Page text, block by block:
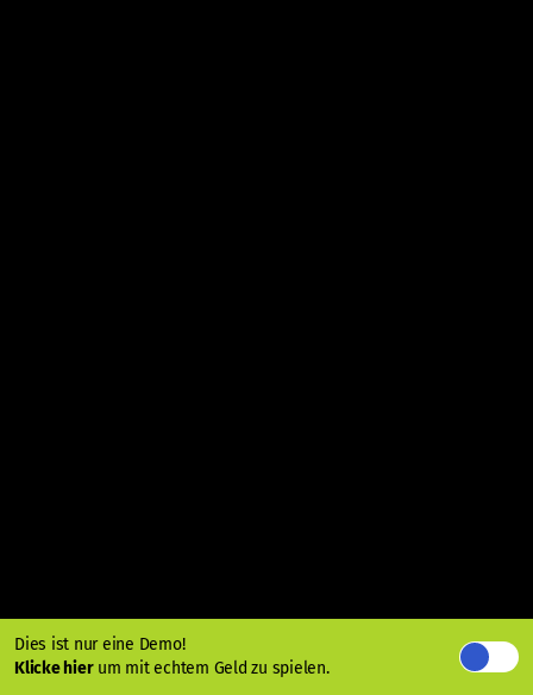
Dies ist nur eine Demo!
Klicke hierum mit echtem Geld zu spielen.